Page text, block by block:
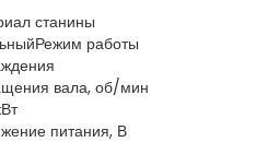
станины
Режим работы
вала, об/мин
питания, В